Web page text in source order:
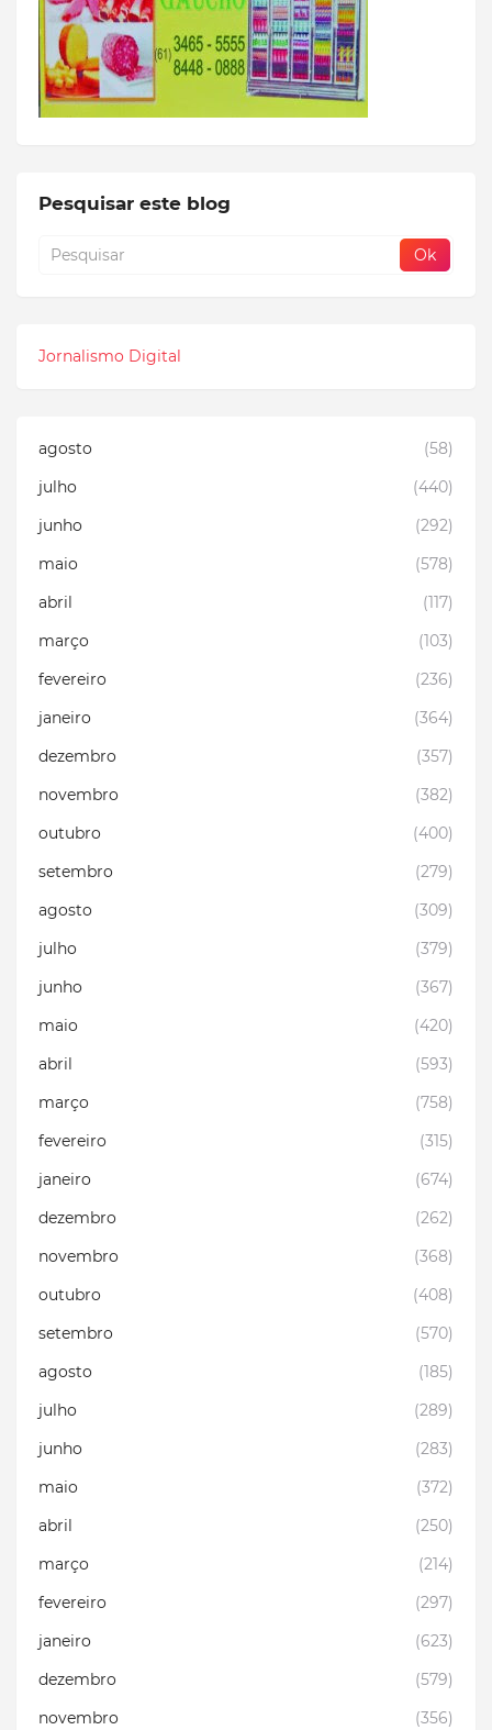
Pesquisar este blog
Jornalismo Digital
agosto
(58)
julho
(440)
junho
(292)
maio
(578)
abril
(117)
março
(103)
fevereiro
(236)
janeiro
(364)
dezembro
(357)
novembro
(382)
outubro
(400)
setembro
(279)
agosto
(309)
julho
(379)
junho
(367)
maio
(420)
abril
(593)
março
(758)
fevereiro
(315)
janeiro
(674)
dezembro
(262)
novembro
(368)
outubro
(408)
setembro
(570)
agosto
(185)
julho
(289)
junho
(283)
maio
(372)
abril
(250)
março
(214)
fevereiro
(297)
janeiro
(623)
dezembro
(579)
novembro
(356)